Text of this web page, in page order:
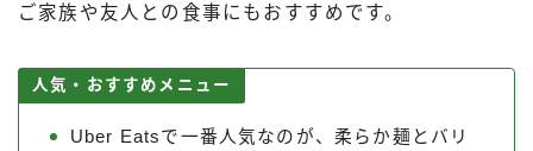
ご家族や友人との食事にもおすすめです。
人気・おすすめメニュー
Uber Eatsで一番人気なのが、柔らか麺とバリ